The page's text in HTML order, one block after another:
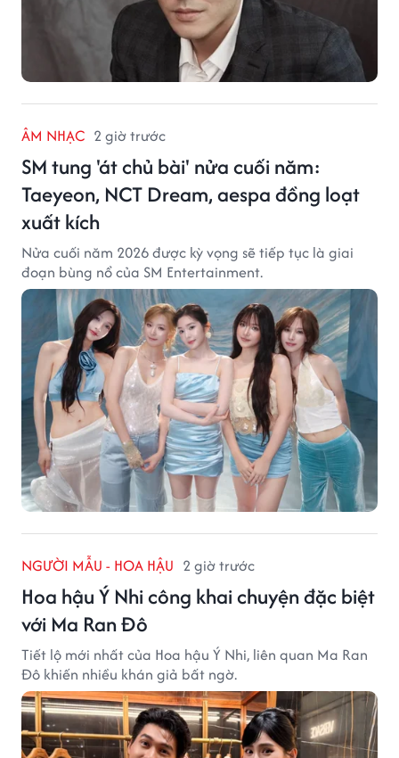
ÂM NHẠC 2 giờ trước
SM tung 'át chủ bài' nửa cuối năm:
Taeyeon, NCT Dream, aespa đồng loạt
xuất kích
Nửa cuối năm 2026 được kỳ vọng sẽ tiếp tục là giai
đoạn bùng nổ của SM Entertainment.
NGƯỜI MẪU - HOA HẬU 2 giờ trước
Hoa hậu Ý Nhi công khai chuyện đặc biệt
với Ma Ran Đô
Tiết lộ mới nhất của Hoa hậu Ý Nhi, liên quan Ma Ran
Đô khiến nhiều khán giả bất ngờ.